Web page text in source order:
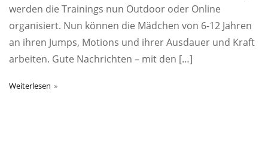
werden die Trainings nun Outdoor oder Online
organisiert. Nun können die Mädchen von 6-12 Jahren
an ihren Jumps, Motions und ihrer Ausdauer und Kraft
arbeiten. Gute Nachrichten – mit den […]
Weiterlesen